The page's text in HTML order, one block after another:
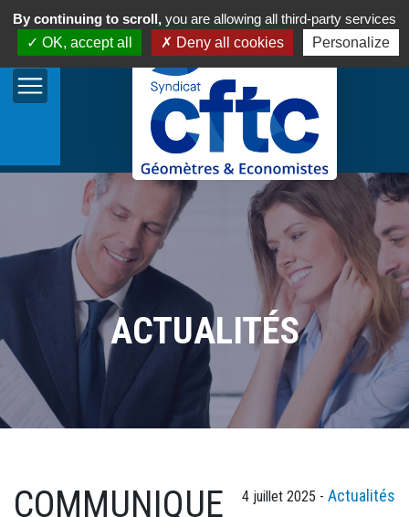
ACTUALITÉS
4 juillet 2025 - Actualités
COMMUNIQUE
By continuing to scroll, you are allowing all third-party services
OK, accept all
Deny all cookies Personalize